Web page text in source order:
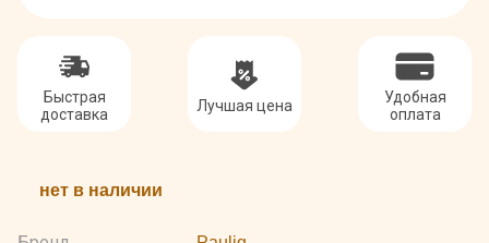
Быстрая
доставка
Лучшая цена
Удобная
оплата
нет в наличии